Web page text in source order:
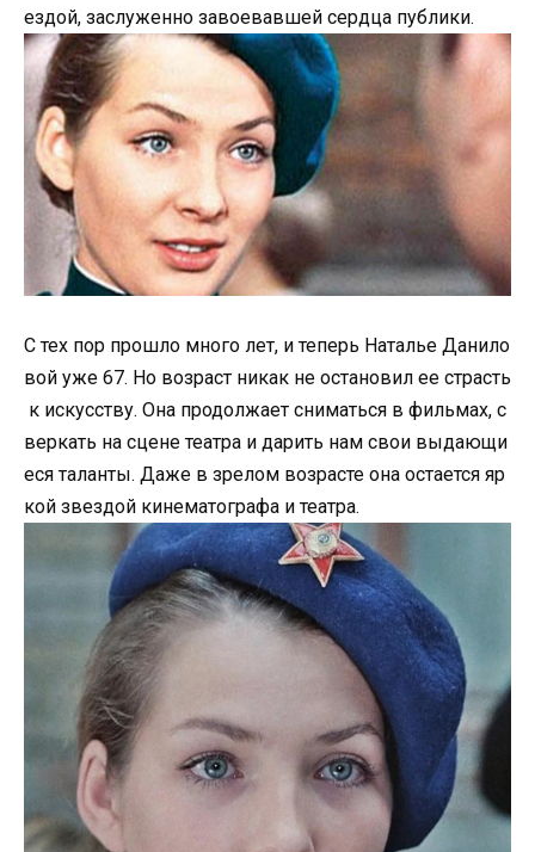
ездой, заслуженно завоевавшей сердца публики.
С тех пор прошло много лет, и теперь Наталье Данило
вой уже 67. Но возраст никак не остановил ее страсть
к искусству. Она продолжает сниматься в фильмах, с
веркать на сцене театра и дарить нам свои выдающи
еся таланты. Даже в зрелом возрасте она остается яр
кой звездой кинематографа и театра.